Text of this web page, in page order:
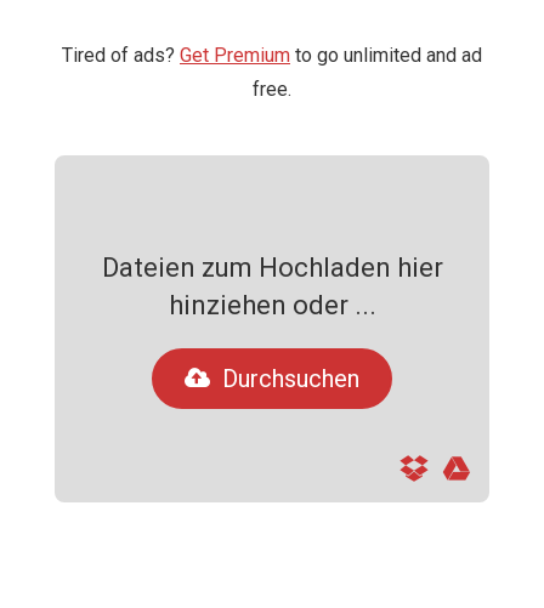
Tired of ads? Get Premium to go unlimited and ad
free.
Dateien zum Hochladen hier
hinziehen oder ...
Durchsuchen